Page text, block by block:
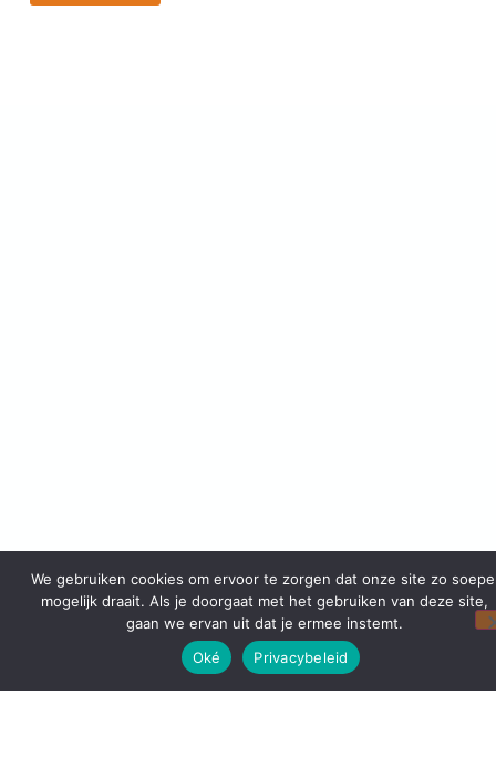
We gebruiken cookies om ervoor te zorgen dat onze site zo
mogelijk draait. Als je doorgaat met het gebruiken van deze site,
gaan we ervan uit dat je ermee instemt.
Oké
Privacybeleid